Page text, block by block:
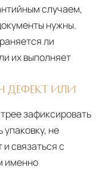
случаем,
нужны.
ли
их выполняет
ДЕФЕКТ ИЛИ
зафиксировать
не
связаться с
именно